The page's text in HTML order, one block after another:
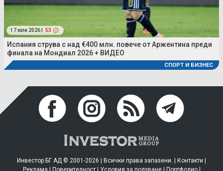
17 юли 2026 | 53
Испания струва с над €400 млн. повече от Аржентина преди
финала на Мондиал 2026 + ВИДЕО
СПОРТ И БИЗНЕС
Инвестор.БГ АД © 2001-2026 | Всички права запазени. | Контакти